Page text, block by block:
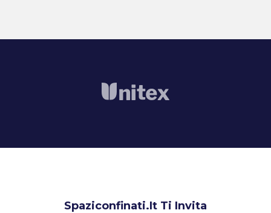
Spaziconfinati.it Ti Invita